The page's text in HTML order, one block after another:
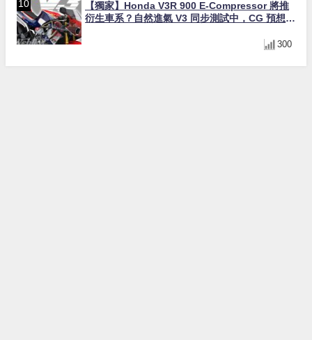
【獨家】Honda V3R 900 E-Compressor 將推
衍生車系？自然進氣 V3 同步測試中，CG 預想曝
300